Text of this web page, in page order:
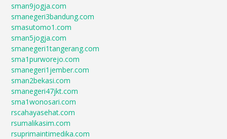
sman9jogja.com
smanegeri3bandung.com
smasutomo1.com
sman5jogja.com
smanegeri1tangerang.com
sma1purworejo.com
smanegeri1jember.com
sman2bekasi.com
smanegeri47jkt.com
sma1wonosari.com
rscahayasehat.com
rsumalikasim.com
rsuprimaintimedika.com